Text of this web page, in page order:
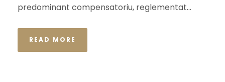
predominant compensatoriu, reglementat...
READ MORE